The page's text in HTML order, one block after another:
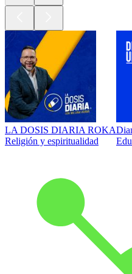
LA DOSIS DIARIA ROKA
Religión y espiritualidad